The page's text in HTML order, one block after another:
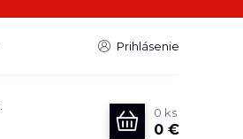
Prihlásenie
0 ks
0 €